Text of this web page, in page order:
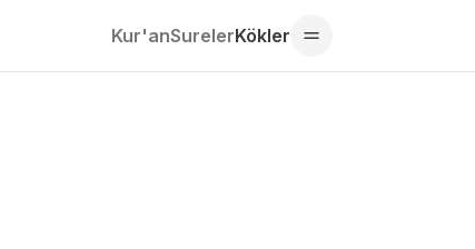
Kur'anSurelerKökler